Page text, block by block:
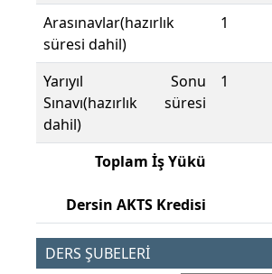
Arasınavlar(hazırlık
süresi dahil)
1
Yarıyıl Sonu
Sınavı(hazırlık süresi
dahil)
1
Toplam İş Yükü
Dersin AKTS Kredisi
DERS ŞUBELERİ